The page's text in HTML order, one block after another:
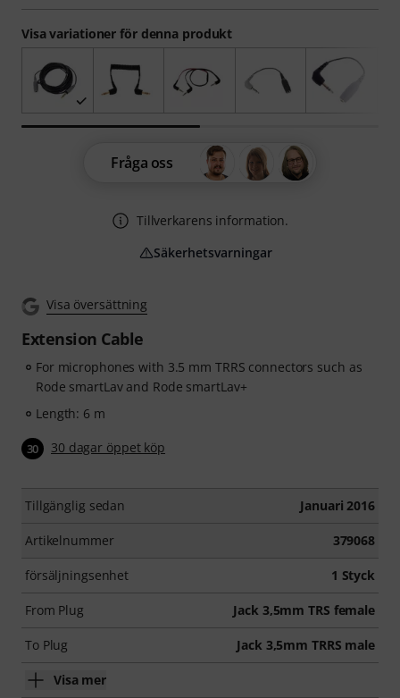
Visa översättning
Extension Cable
For microphones with 3.5 mm TRRS connectors such as
Rode smartLav and Rode smartLav+
Length: 6 m
30 30 dagar öppet köp
Tillgänglig sedan Januari 2016
Artikelnummer 379068
försäljningsenhet 1 Styck
From Plug Jack 3,5mm TRS female
To Plug Jack 3,5mm TRRS male
Visa mer
Visa variationer för denna produkt
Fråga oss
Tillverkarens information.
Säkerhetsvarningar